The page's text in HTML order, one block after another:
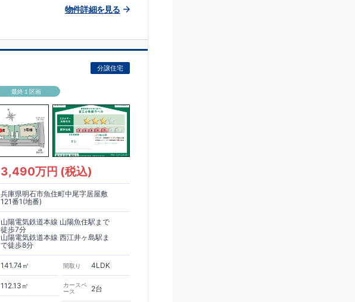
物件詳細を見る
分譲住宅
最終１区画
3,490万円 (税込)
兵庫県明石市魚住町中尾字居屋敷
121番1(地番)
山陽電気鉄道本線 山陽魚住駅まで
徒歩7分
山陽電気鉄道本線 西江井ヶ島駅ま
で徒歩8分
141.74㎡
112.13㎡
間取り 4LDK
カースペ
ース
2台